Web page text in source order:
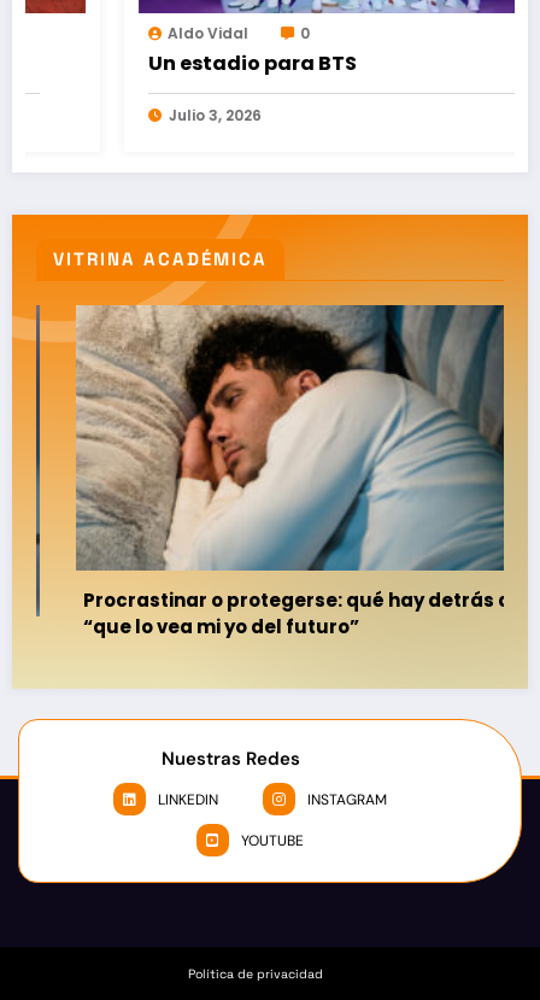
Aldo Vidal 0
Un estadio para BTS
Julio 3, 2026
VITRINA ACADÉMICA
Procrastinar o protegerse: qué hay detrás del
“que lo vea mi yo del futuro”
Nuestras Redes
LINKEDIN INSTAGRAM
YOUTUBE
Política de privacidad